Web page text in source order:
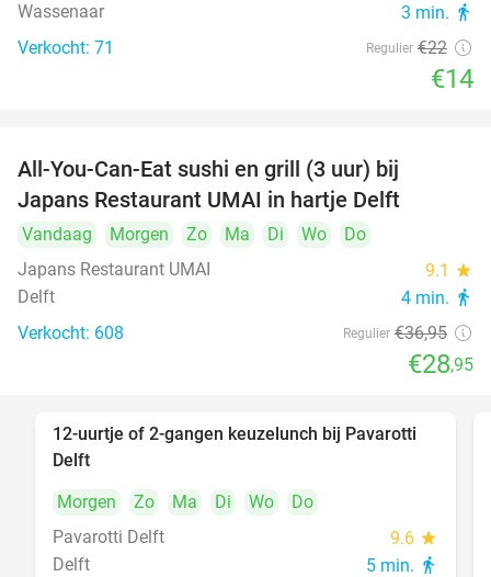
Wassenaar
3 min. directions_walk
Verkocht: 71 Regulier €22
€14
All-You-Can-Eat sushi en grill (3 uur) bij
Japans Restaurant UMAI in hartje Delft
Vandaag Morgen Zo Ma Di Wo
Do
Japans Restaurant UMAI
9.1 star
Delft 4 min. directions_walk
Verkocht: 608 Regulier €36,95
€28,95
31%
12-uurtje of 2-gangen keuzelunch bij Pavarotti
Delft
Morgen
Zo Ma Di Wo
Do
Pavarotti Delft
9.6 star
Delft 5 min. directions_walk